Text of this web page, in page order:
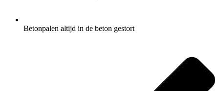
Betonpalen altijd in de beton gestort